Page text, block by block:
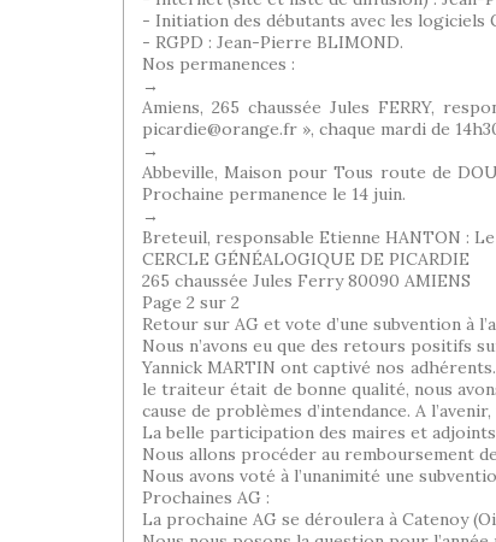
- Initiation des débutants avec les logiciels
- RGPD : Jean-Pierre BLIMOND.
Nos permanences :
→
Amiens, 265 chaussée Jules FERRY,
picardie@orange.fr », chaque mardi de
→
Abbeville, Maison pour Tous route de
Prochaine permanence le 14 juin.
→
Breteuil, responsable Etienne HANTON :
CERCLE GÉNÉALOGIQUE DE PICARDIE
265 chaussée Jules Ferry 80090 AMIENS
Page 2 sur 2
Retour sur AG et vote d’une subvention à
Nous n’avons eu que des retours positifs
Yannick MARTIN ont captivé nos
le traiteur était de bonne qualité, nous
cause de problèmes d’intendance. A
La belle participation des maires et
Nous allons procéder au remboursement
Nous avons voté à l’unanimité une
Prochaines AG :
La prochaine AG se déroulera à Catenoy